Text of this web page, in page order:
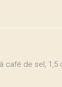
de sel, 1,5